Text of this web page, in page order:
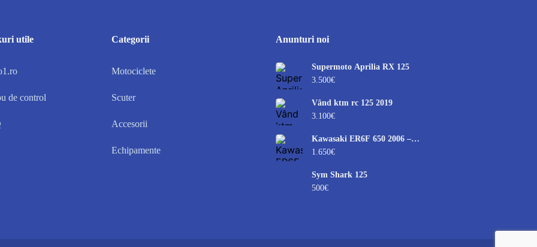
utile
de control
Categorii
Motociclete
Scuter
Accesorii
Echipamente
Anunturi noi
Supermoto Aprilia RX 125
3.500€
Vând ktm rc 125 2019
3.100€
Kawasaki ER6F 650 2006 –
lovită dreapta – pornește
1.650€
Sym Shark 125
500€